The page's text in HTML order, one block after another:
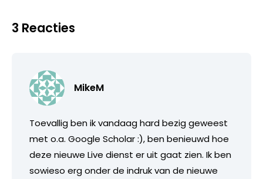
3 Reacties
MikeM
Toevallig ben ik vandaag hard bezig geweest
met o.a. Google Scholar :), ben benieuwd hoe
deze nieuwe Live dienst er uit gaat zien. Ik ben
sowieso erg onder de indruk van de nieuwe